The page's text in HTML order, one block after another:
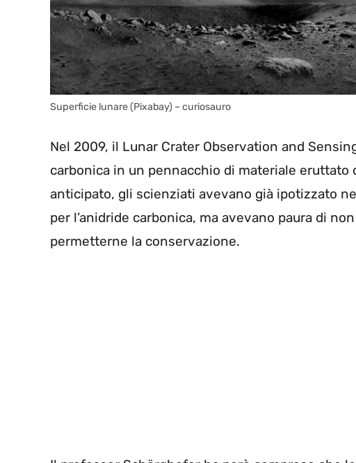
Superficie lunare (Pixabay) – curiosauro
Nel 2009, il Lunar Crater Observation and
carbonica in un pennacchio di materiale eruttato
anticipato, gli scienziati avevano già ipotizzato
per l’anidride carbonica, ma avevano paura di
permetterne la conservazione.